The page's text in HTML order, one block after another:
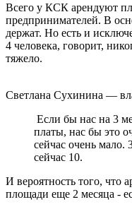
Всего у КСК арендуют
предпринимателей. В
держат. Но есть и
4 человека, говорит,
тяжело.
Светлана Сухинина —
Если бы нас на 3
платы, нас бы это
сейчас очень
сейчас 10.
И вероятность того, что
площади еще 2 месяца -